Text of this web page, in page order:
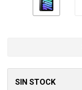
SIN STOCK